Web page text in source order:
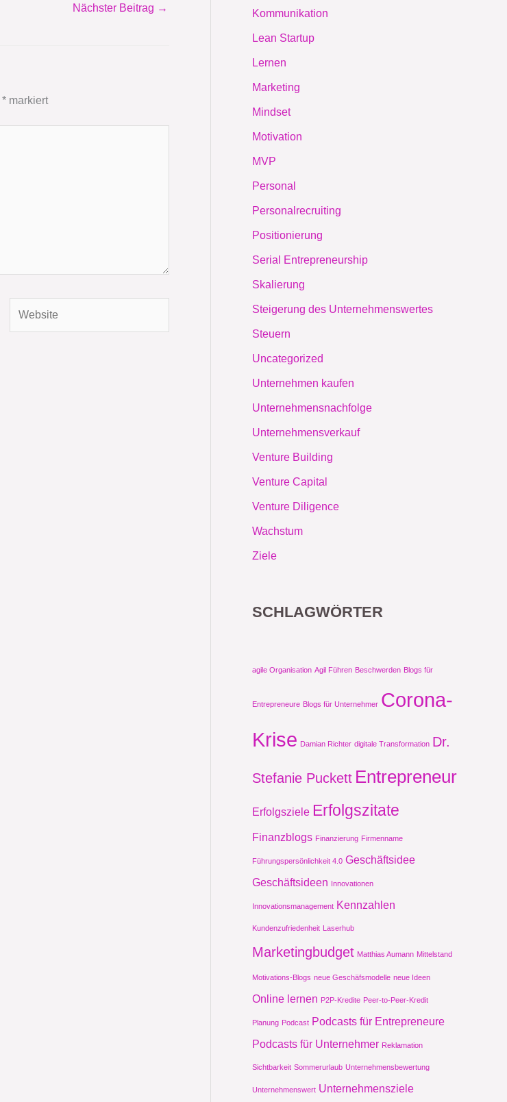
Nächster Beitrag →
* markiert
Kommunikation
Lean Startup
Lernen
Marketing
Mindset
Motivation
MVP
Personal
Personalrecruiting
Positionierung
Serial Entrepreneurship
Skalierung
Steigerung des Unternehmenswertes
Steuern
Uncategorized
Unternehmen kaufen
Unternehmensnachfolge
Unternehmensverkauf
Venture Building
Venture Capital
Venture Diligence
Wachstum
Ziele
SCHLAGWÖRTER
agile Organisation Agil Führen Beschwerden Blogs für
Entrepreneure Blogs für Unternehmer Corona-
Krise Damian Richter digitale Transformation Dr.
Stefanie Puckett Entrepreneur
Erfolgsziele Erfolgszitate
Finanzblogs Finanzierung Firmenname
Führungspersönlichkeit 4.0 Geschäftsidee
Geschäftsideen Innovationen
Innovationsmanagement Kennzahlen
Kundenzufriedenheit Laserhub
Marketingbudget Matthias Aumann Mittelstand
Motivations-Blogs neue Geschäfsmodelle neue Ideen
Online lernen P2P-Kredite Peer-to-Peer-Kredit
Planung Podcast Podcasts für Entrepreneure
Podcasts für Unternehmer Reklamation
Sichtbarkeit Sommerurlaub Unternehmensbewertung
Unternehmenswert Unternehmensziele